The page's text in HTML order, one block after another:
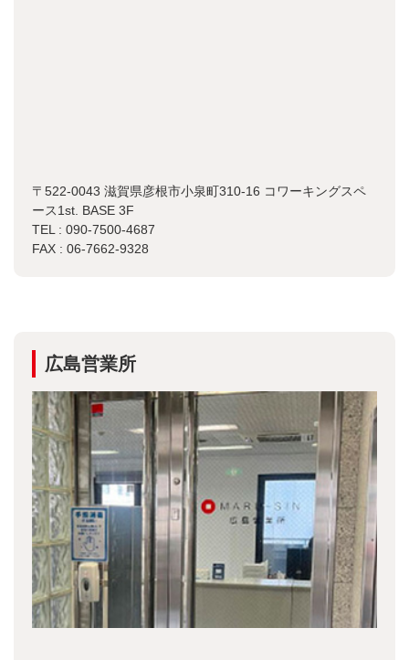
〒522-0043 滋賀県彦根市小泉町310-16 コワーキングスペ
ース1st. BASE 3F
TEL : 090-7500-4687
FAX : 06-7662-9328
広島営業所